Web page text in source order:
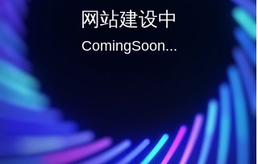
网站建设中
ComingSoon...